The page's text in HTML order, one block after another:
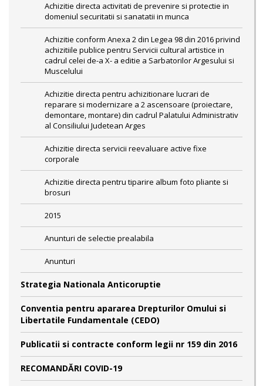
Achizitie directa activitati de prevenire si protectie in
domeniul securitatii si sanatatii in munca
Achizitie conform Anexa 2 din Legea 98 din 2016 privind
achizitiile publice pentru Servicii cultural artistice in
cadrul celei de-a X- a editie a Sarbatorilor Argesului si
Muscelului
Achizitie directa pentru achizitionare lucrari de
reparare si modernizare a 2 ascensoare (proiectare,
demontare, montare) din cadrul Palatului Administrativ
al Consiliului Judetean Arges
Achizitie directa servicii reevaluare active fixe
corporale
Achizitie directa pentru tiparire album foto pliante si
brosuri
2015
Anunturi de selectie prealabila
Anunturi
Strategia Nationala Anticoruptie
Conventia pentru apararea Drepturilor Omului si
Libertatile Fundamentale (CEDO)
Publicatii si contracte conform legii nr 159 din 2016
RECOMANDĂRI COVID-19